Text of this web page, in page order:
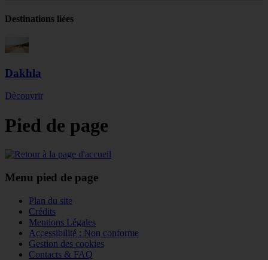
Destinations liées
Dakhla
Découvrir
Pied de page
Menu pied de page
Plan du site
Crédits
Mentions Légales
Accessibilité : Non conforme
Gestion des cookies
Contacts & FAQ